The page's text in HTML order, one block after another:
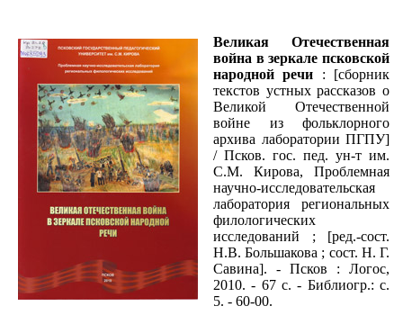
Великая Отечественная
война в зеркале псковской
народной речи : [сборник
текстов устных рассказов о
Великой Отечественной
войне из фольклорного
архива лаборатории ПГПУ]
/ Псков. гос. пед. ун-т им.
С.М. Кирова, Проблемная
научно-исследовательская
лаборатория региональных
филологических
исследований ; [ред.-сост.
Н.В. Большакова ; сост. Н. Г.
Савина]. - Псков : Логос,
2010. - 67 с. - Библиогр.: с.
5. - 60-00.